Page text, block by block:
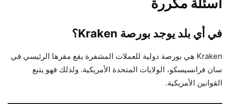
في أي بلد يوجد بورصة Kraken؟
Kraken هي بورصة دولية للعملات المشفرة يقع مقرها الرئيسي في
سان فرانسيسكو، الولايات المتحدة الأمريكية. ولذلك فهو يتبع
القوانين الأمريكية.